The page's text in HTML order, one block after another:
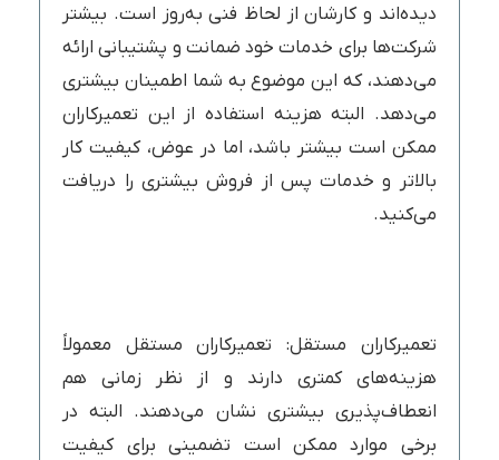
دیده‌اند و کارشان از لحاظ فنی به‌روز است. بیشتر
شرکت‌ها برای خدمات خود ضمانت و پشتیبانی ارائه
می‌دهند، که این موضوع به شما اطمینان بیشتری
می‌دهد. البته هزینه استفاده از این تعمیرکاران
ممکن است بیشتر باشد، اما در عوض، کیفیت کار
بالاتر و خدمات پس از فروش بیشتری را دریافت
می‌کنید.
تعمیرکاران مستقل: تعمیرکاران مستقل معمولاً
هزینه‌های کمتری دارند و از نظر زمانی هم
انعطاف‌پذیری بیشتری نشان می‌دهند. البته در
برخی موارد ممکن است تضمینی برای کیفیت